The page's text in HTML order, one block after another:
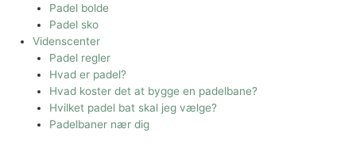
Padel bolde
Padel sko
Videnscenter
Padel regler
Hvad er padel?
Hvad koster det at bygge en padelbane?
Hvilket padel bat skal jeg vælge?
Padelbaner nær dig